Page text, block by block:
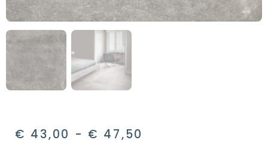
€ 43,00 - € 47,50